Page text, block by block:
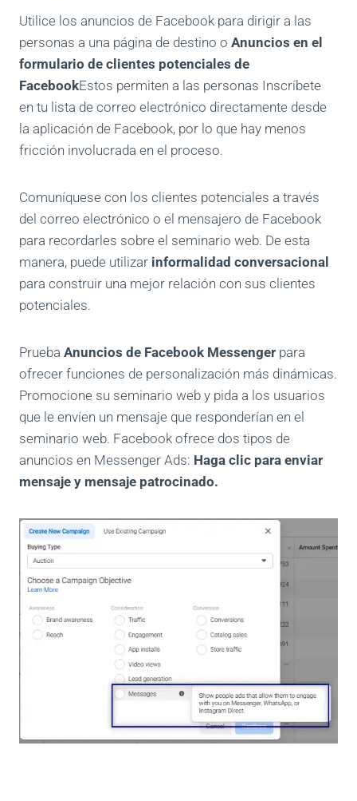
Utilice los anuncios de Facebook para dirigir a las
personas a una página de destino o Anuncios en el
formulario de clientes potenciales de
FacebookEstos permiten a las personas Inscríbete
en tu lista de correo electrónico directamente desde
la aplicación de Facebook, por lo que hay menos
fricción involucrada en el proceso.
Comuníquese con los clientes potenciales a través
del correo electrónico o el mensajero de Facebook
para recordarles sobre el seminario web. De esta
manera, puede utilizar informalidad conversacional
para construir una mejor relación con sus clientes
potenciales.
Prueba Anuncios de Facebook Messenger para
ofrecer funciones de personalización más dinámicas.
Promocione su seminario web y pida a los usuarios
que le envíen un mensaje que responderían en el
seminario web. Facebook ofrece dos tipos de
anuncios en Messenger Ads: Haga clic para enviar
mensaje y mensaje patrocinado.